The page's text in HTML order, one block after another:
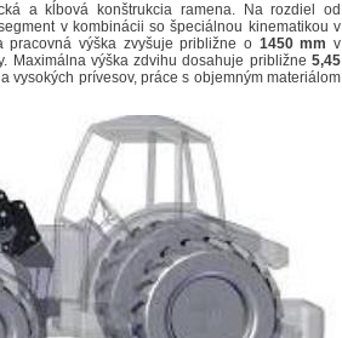
a kĺbová konštrukcia ramena. Na rozdiel od
v kombinácii so špeciálnou kinematikou v
pracovná výška zvyšuje približne o 1450 mm v
Maximálna výška zdvihu dosahuje približne 5,45
vysokých prívesov, práce s objemným materiálom